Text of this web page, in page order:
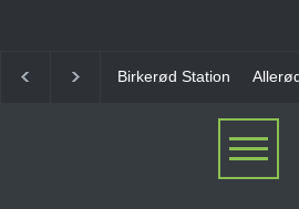
Station Allerød Station